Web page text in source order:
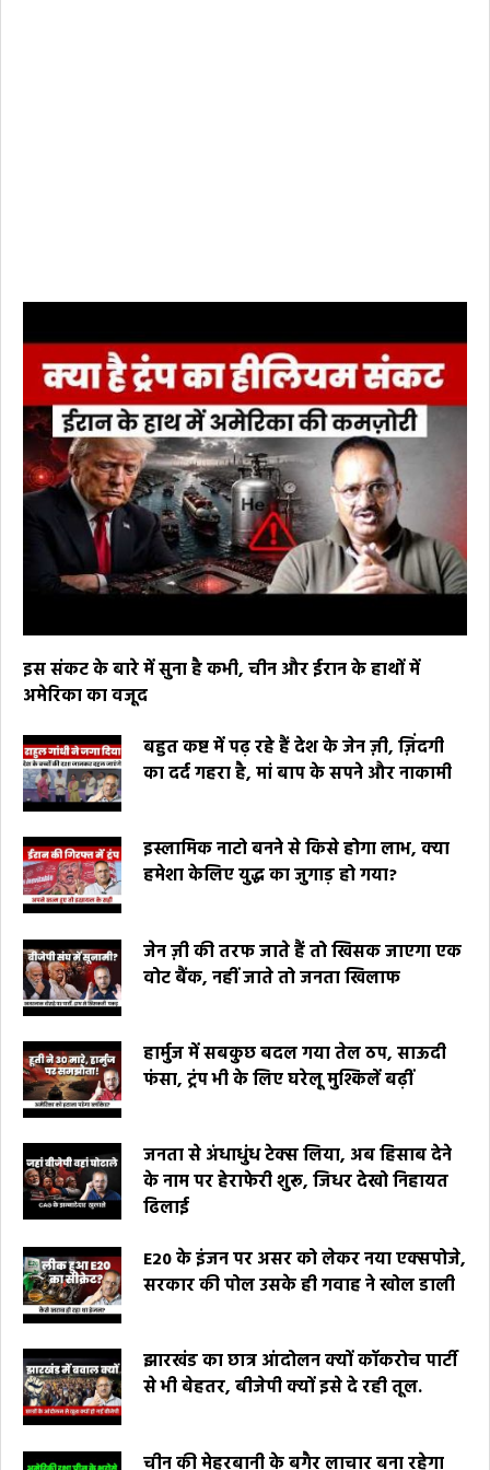
इस संकट के बारे में सुना है कभी, चीन और ईरान के हाथों में
अमेरिका का वजूद
बहुत कष्ट में पढ़ रहे हैं देश के जेन ज़ी, ज़िंदगी
का दर्द गहरा है, मां बाप के सपने और नाकामी
इस्लामिक नाटो बनने से किसे होगा लाभ, क्या
हमेशा केलिए युद्ध का जुगाड़ हो गया?
जेन ज़ी की तरफ जाते हैं तो खिसक जाएगा एक
वोट बैंक, नहीं जाते तो जनता खिलाफ
हार्मुज में सबकुछ बदल गया तेल ठप, साऊदी
फंसा, ट्रंप भी के लिए घरेलू मुश्किलें बढ़ीं
जनता से अंधाधुंध टेक्स लिया, अब हिसाब देने
के नाम पर हेराफेरी शुरू, जिधर देखो निहायत
ढिलाई
E20 के इंजन पर असर को लेकर नया एक्सपोजे,
सरकार की पोल उसके ही गवाह ने खोल डाली
झारखंड का छात्र आंदोलन क्यों कॉकरोच पार्टी
से भी बेहतर, बीजेपी क्यों इसे दे रही तूल.
चीन की मेहरबानी के बगैर लाचार बना रहेगा